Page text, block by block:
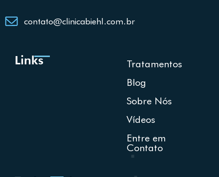
contato@clinicabiehl.com.br
Links
Tratamentos
Blog
Sobre Nós
Vídeos
Entre em
Contato